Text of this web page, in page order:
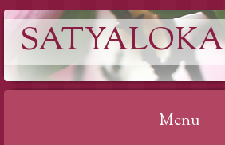
SATYALOKA
Menu